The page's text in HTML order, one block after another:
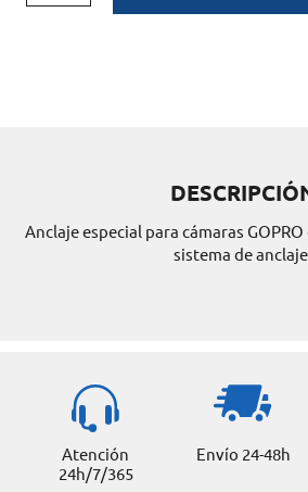
Anclaje especial para cámaras
sistema de
Atención
24h/7/365
Envío 24-48h